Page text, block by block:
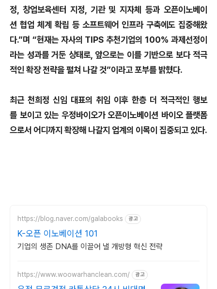
정, 창업보육센터 지정, 기관 및 지자체 등과 오픈이노베이
션 협업 체계 확립 등 소프트웨어 인프라 구축에도 집중해왔
다.”며 “현재는 자사의 TIPS 추천기업의 100% 과제선정이
라는 성과를 거둔 상태로, 앞으로는 이를 기반으로 보다 적극
적인 확장 전략을 펼쳐 나갈 것”이라고 포부를 밝혔다.
최근 천희정 신임 대표의 취임 이후 한층 더 적극적인 행보
를 보이고 있는 우정바이오가 오픈이노베이션 바이오 플랫폼
으로서 어디까지 확장해 나갈지 업계의 이목이 집중되고 있다.
https://blog.naver.com/galabooks 광고
K-오픈 이노베이션 101
기업의 생존 DNA를 이끌어 낼 개방형 혁신 전략
https://www.woowarhanclean.com/ 광고